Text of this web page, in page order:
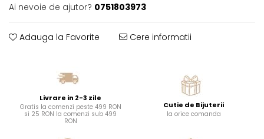
Ai nevoie de ajutor? 0751803973
Adauga la Favorite Cere informatii
Livrare in 2-3 zile
Gratis la comenzi peste 499 RON
si 25 RON la comenzi sub 499
RON
Cutie de Bijuterii
la orice comanda